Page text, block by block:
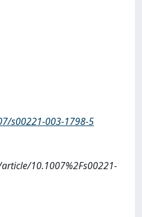
s00221-003-1798-5
10.1007%2Fs00221-